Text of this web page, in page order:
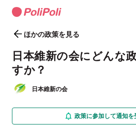
ほかの政策を見る
日本維新の会にどんな
すか？
日本維新の会
政策に参加して通知を